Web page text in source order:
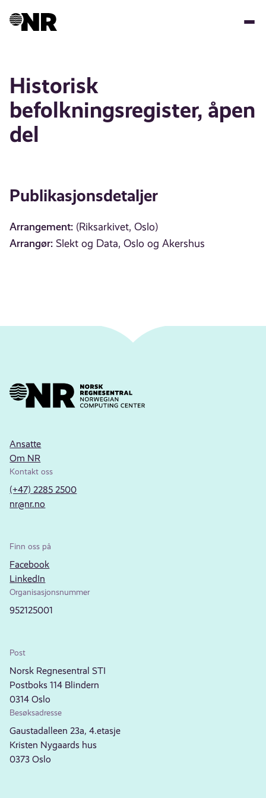
Historisk
befolkningsregister, åpen
del
Publikasjonsdetaljer
Arrangement: (Riksarkivet, Oslo)
Arrangør: Slekt og Data, Oslo og Akershus
Ansatte
Om NR
Kontakt oss
(+47) 2285 2500
nr@nr.no
Finn oss på
Facebook
LinkedIn
Organisasjonsnummer
952125001
Post
Norsk Regnesentral STI
Postboks 114 Blindern
0314 Oslo
Besøksadresse
Gaustadalleen 23a, 4.etasje
Kristen Nygaards hus
0373 Oslo